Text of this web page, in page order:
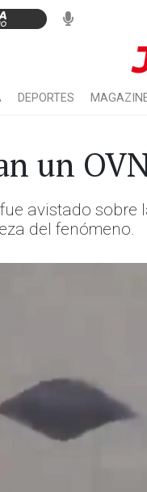
DEPORTES
un
avistado
del fenómeno.